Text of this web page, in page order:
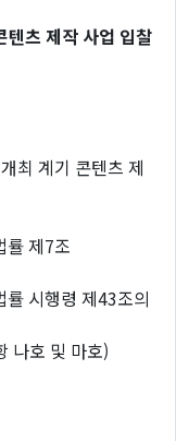
텐츠 제작 사업 입찰
최 계기 콘텐츠 제
제7조
시행령 제43조의
나호 및 마호)